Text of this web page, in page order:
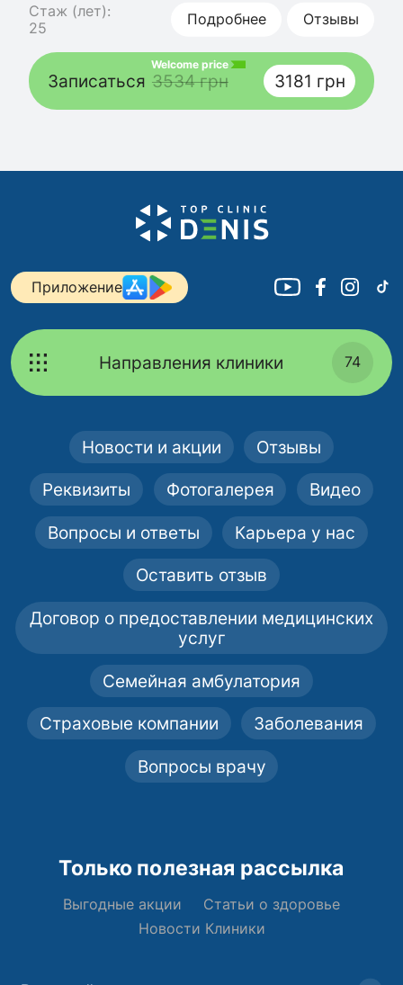
Стаж (лет):
25
Подробнее Отзывы
Записаться
Welcome price
3534 грн 3181 грн
Приложение
Направления клиники 74
Новости и акции Отзывы
Реквизиты Фотогалерея Видео
Вопросы и ответы Карьера у нас
Оставить отзыв
Договор о предоставлении медицинских
услуг
Семейная амбулатория
Страховые компании Заболевания
Вопросы врачу
Только полезная рассылка
Выгодные акции
Статьи о здоровье
Новости Клиники